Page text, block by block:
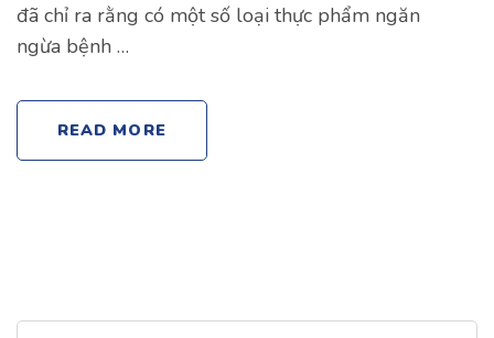
đã chỉ ra rằng có một số loại thực phẩm ngăn
ngừa bệnh …
READ MORE